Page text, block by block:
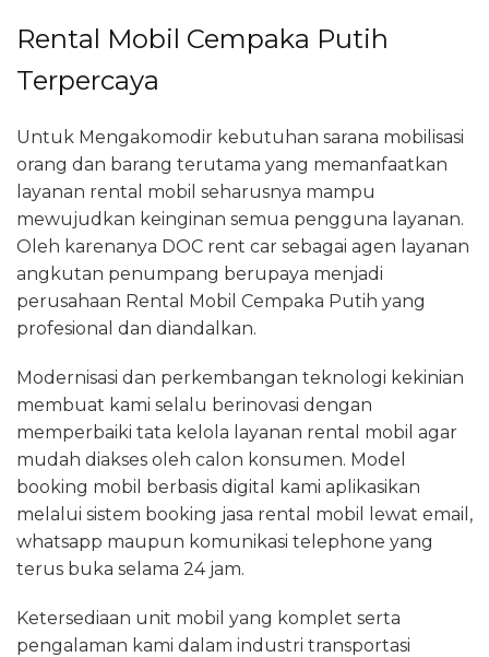
Rental Mobil Cempaka Putih
Terpercaya
Untuk Mengakomodir kebutuhan sarana mobilisasi
orang dan barang terutama yang memanfaatkan
layanan rental mobil seharusnya mampu
mewujudkan keinginan semua pengguna layanan.
Oleh karenanya DOC rent car sebagai agen layanan
angkutan penumpang berupaya menjadi
perusahaan Rental Mobil Cempaka Putih yang
profesional dan diandalkan.
Modernisasi dan perkembangan teknologi kekinian
membuat kami selalu berinovasi dengan
memperbaiki tata kelola layanan rental mobil agar
mudah diakses oleh calon konsumen. Model
booking mobil berbasis digital kami aplikasikan
melalui sistem booking jasa rental mobil lewat email,
whatsapp maupun komunikasi telephone yang
terus buka selama 24 jam.
Ketersediaan unit mobil yang komplet serta
pengalaman kami dalam industri transportasi